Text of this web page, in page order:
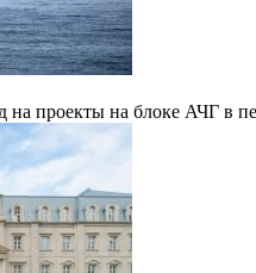
на проекты на блоке АЧГ в